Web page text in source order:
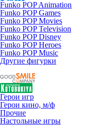
Funko POP Animation
Funko POP Games
Funko POP Movies
Funko POP Television
Funko POP Disney
Funko POP Heroes
Funko POP Music
Другие фигурки
Герои игр
Герои кино, м/ф
Прочие
Настольные игры